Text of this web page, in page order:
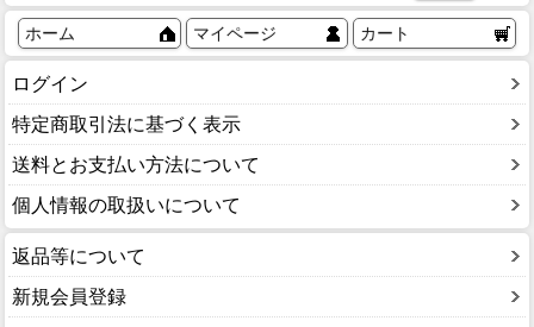
ホーム マイページ カート
ログイン
特定商取引法に基づく表示
送料とお支払い方法について
個人情報の取扱いについて
返品等について
新規会員登録